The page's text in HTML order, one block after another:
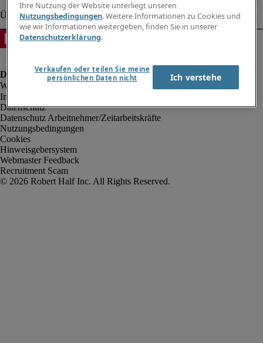
Impressum
Datenschutz
Datenschutz Arbeitnehmer/Zeitarbeitskräfte
Nutzungsbedingungen
Cookies
Hinweisgebersystem
Webmaster Feedback
Recruitment Scam
Ihre Nutzung der Website unterliegt unseren
Nutzungsbedingungen. Weitere Informationen zu Cookies und
wie wir Informationen weitergeben, finden Sie in unserer
Datenschutzerklärung.
Verkaufen oder teilen Sie meine
persönlichen Daten nicht
Ich verstehe